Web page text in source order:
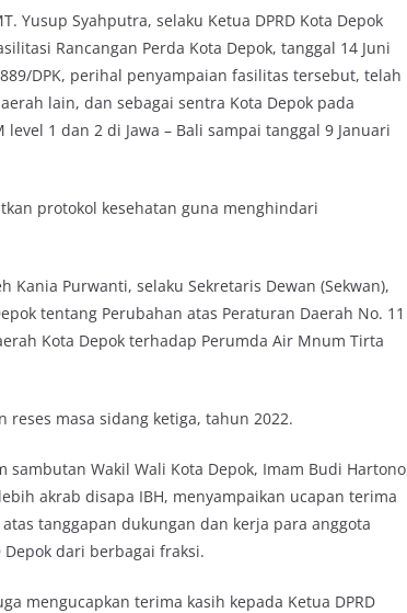
Syahputra, selaku Ketua DPRD Kota Depok
Rancangan Perda Kota Depok, tanggal 14 Juni
DPK, perihal penyampaian fasilitas tersebut, telah
lain, dan sebagai sentra Kota Depok pada
1 dan 2 di Jawa – Bali sampai tanggal 9 Januari
protokol kesehatan guna menghindari
Kania Purwanti, selaku Sekretaris Dewan (Sekwan),
tentang Perubahan atas Peraturan Daerah No. 11
Kota Depok terhadap Perumda Air Mnum Tirta
masa sidang ketiga, tahun 2022.
sambutan Wakil Wali Kota Depok, Imam Budi Hartono
akrab disapa IBH, menyampaikan ucapan terima
atas tanggapan dukungan dan kerja para anggota
Depok dari berbagai fraksi.
mengucapkan terima kasih kepada Ketua DPRD